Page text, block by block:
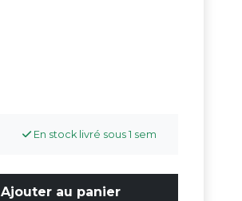
En stock livré sous 1 sem
Ajouter au panier